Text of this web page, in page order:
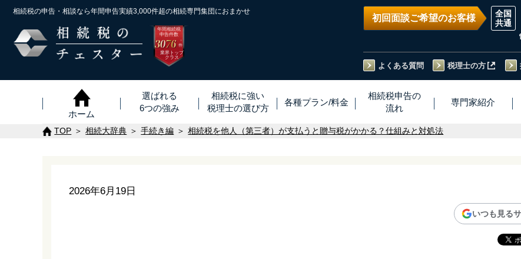
相続税の申告・相談なら年間申告実績3,000件超の相続専門集団におまかせ
年間相続税
申告件数
3076 ※
件
業界トップ
クラス
初回面談ご希望のお客様
よくある質問 税理士の方
ホーム
選ばれる
6つの強み
相続税に強い
税理士の選び方
各種プラン/料金
相続税申告の
流れ
専門家紹介
TOP 相続大辞典 手続き編 相続税を他人（第三者）が支払うと贈与税がかかる？仕組みと対処法
2026年6月19日
いつも見る